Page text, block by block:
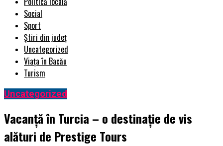
Social
Sport
Știri din județ
Uncategorized
Viața în Bacău
Turism
Uncategorized
Vacanță în Turcia – o destinație de vis
alături de Prestige Tours